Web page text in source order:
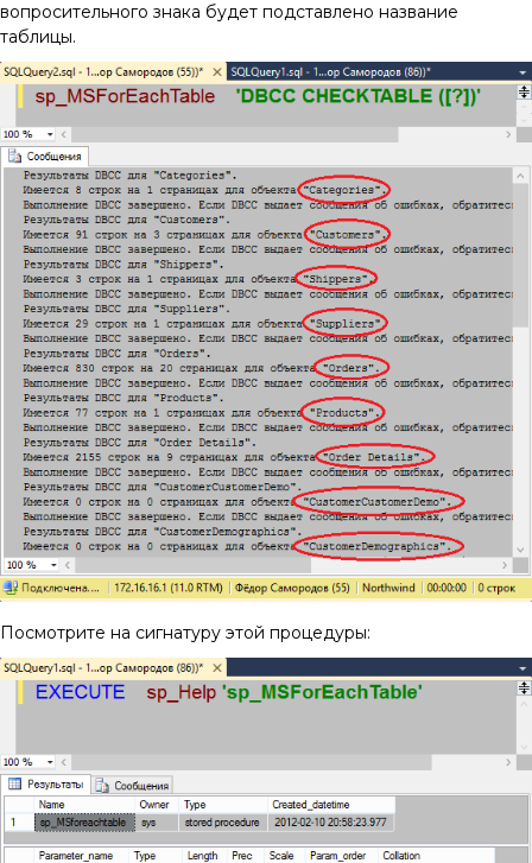
вопросительного знака будет подставлено название
таблицы.
Посмотрите на сигнатуру этой процедуры: